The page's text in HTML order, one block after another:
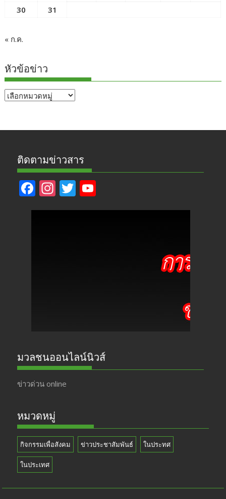
30
31
« ก.ค.
หัวข้อข่าว
หัวข้อ
ติดตามข่าวสาร
F
ac
In
st
T
w o
มวลชนออนไลน์นิวส์
ข่าวด่วน online
หมวดหมู่
กิจกรรมเพื่อสังคม ข่าวประชาสัมพันธ์ ในประทศ
ในประเทศ